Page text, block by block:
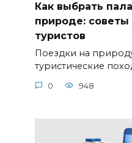
Как выбрать
природе:
туристов
Поездки на
туристические
0 948